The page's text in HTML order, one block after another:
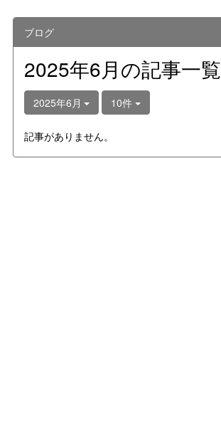
ブログ
2025年6月の記事一覧
2025年6月 10件
記事がありません。